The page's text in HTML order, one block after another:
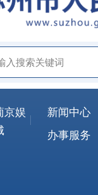
京娱
新闻中心
办事服务